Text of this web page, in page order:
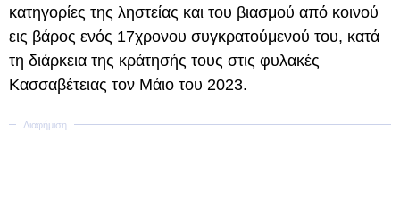
κατηγορίες της ληστείας και του βιασμού από κοινού
εις βάρος ενός 17χρονου συγκρατούμενού του, κατά
τη διάρκεια της κράτησής τους στις φυλακές
Κασσαβέτειας τον Μάιο του 2023.